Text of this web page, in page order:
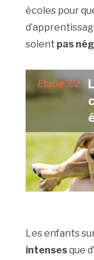
écoles pour
soient pas
Etape 3/2 :
Les enfants
intensesque